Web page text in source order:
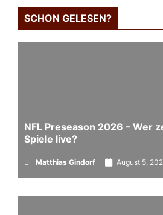
SCHON GELESEN?
NFL Preseason 2026 – Wer
Spiele live?
Matthias Gindorf August 5,